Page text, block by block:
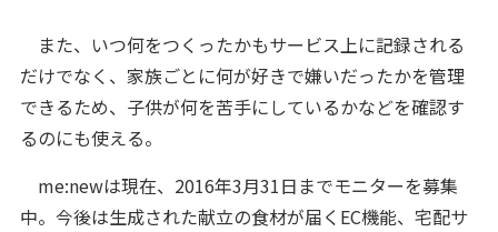
また、いつ何をつくったかもサービス上に記録される
だけでなく、家族ごとに何が好きで嫌いだったかを管理
できるため、子供が何を苦手にしているかなどを確認す
るのにも使える。
me:newは現在、2016年3月31日までモニターを募集
中。今後は生成された献立の食材が届くEC機能、宅配サ